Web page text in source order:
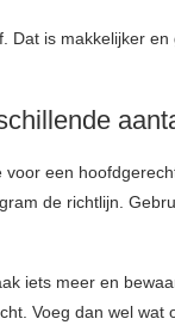
Dat is makkelijker
een
de richtlijn.
iets meer en
Voeg dan wel